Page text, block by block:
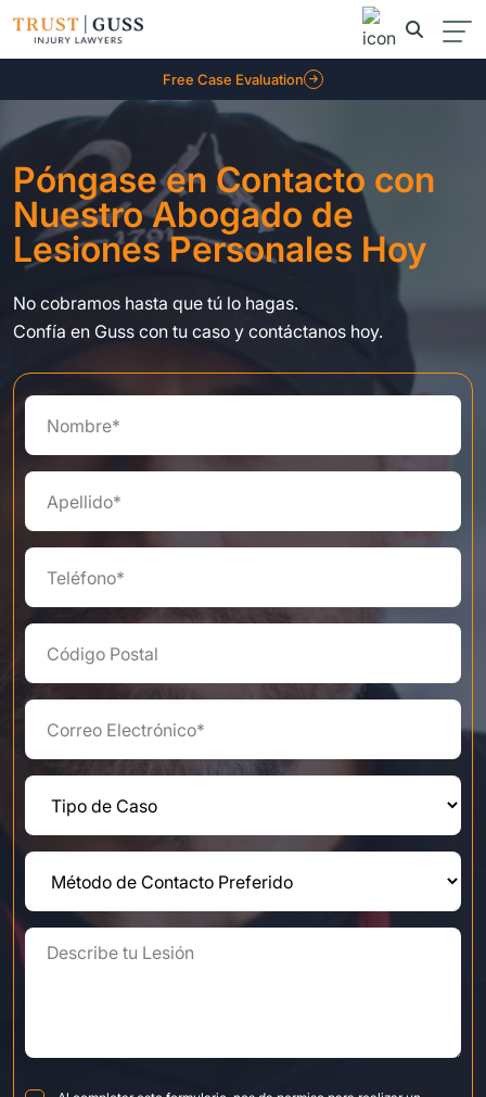
Free Case Evaluation
Póngase en Contacto con
Nuestro Abogado de
Lesiones Personales Hoy
No cobramos hasta que tú lo hagas.
Confía en Guss con tu caso y contáctanos hoy.